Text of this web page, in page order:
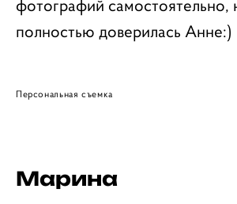
фотографий самостоятельно,
полностью доверилась Анне:)
Персональная съемка
Марина